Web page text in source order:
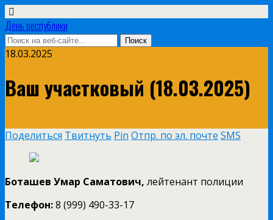
День республики
18.03.2025
Ваш участковый (18.03.2025)
Поделиться Твитнуть Pin Отпр. по эл. почте SMS
Боташев Умар Саматович, лейтенант полиции
Телефон:8 (999) 490-33-17